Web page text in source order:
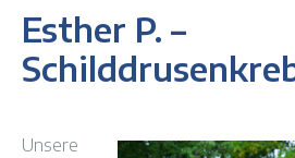
Esther P. –
Unsere